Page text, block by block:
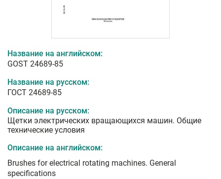
Название на английском:
GOST 24689-85
Название на русском:
ГОСТ 24689-85
Описание на русском:
Щетки электрических вращающихся машин. Общие
технические условия
Описание на английском:
Brushes for electrical rotating machines. General
specifications